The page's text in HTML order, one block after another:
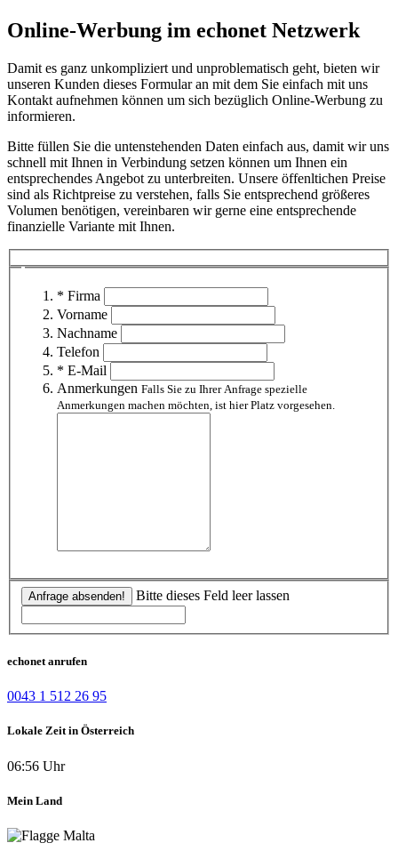
Online-Werbung im echonet Netzwerk
Damit es ganz unkompliziert und unproblematisch geht, bieten wir
unseren Kunden dieses Formular an mit dem Sie einfach mit uns
Kontakt aufnehmen können um sich bezüglich Online-Werbung zu
informieren.
Bitte füllen Sie die untenstehenden Daten einfach aus, damit wir uns
schnell mit Ihnen in Verbindung setzen können um Ihnen ein
entsprechendes Angebot zu unterbreiten. Unsere öffenltichen Preise
sind als Richtpreise zu verstehen, falls Sie entsprechend größeres
Volumen benötigen, vereinbaren wir gerne eine entsprechende
finanzielle Variante mit Ihnen.
* Firma
Vorname
Nachname
Telefon
* E-Mail
Anmerkungen Falls Sie zu Ihrer Anfrage spezielle
Anmerkungen machen möchten, ist hier Platz vorgesehen.
Anfrage absenden! Bitte dieses Feld leer lassen
echonet anrufen
0043 1 512 26 95
Lokale Zeit in Österreich
06:56 Uhr
Mein Land